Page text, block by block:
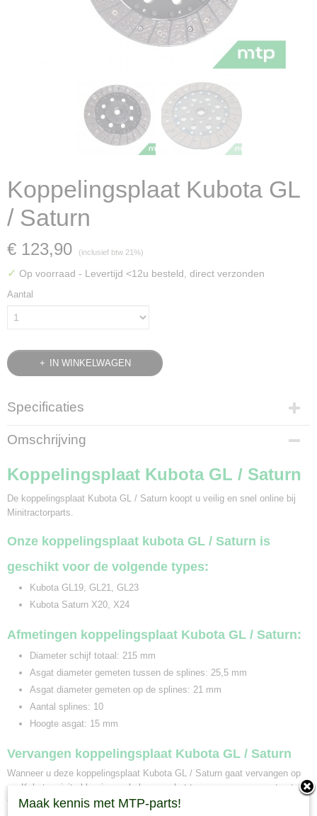
Koppelingsplaat Kubota GL
/ Saturn
€ 123,90 (inclusief btw 21%)
✓ Op voorraad - Levertijd <12u besteld, direct verzonden
Aantal
IN WINKELWAGEN
Specificaties
Bruto gewicht
0,90 Kg
Omschrijving
Koppelingsplaat Kubota GL / Saturn
De koppelingsplaat Kubota GL / Saturn koopt u veilig en snel online bij
Minitractorparts.
Onze koppelingsplaat kubota GL / Saturn is
geschikt voor de volgende types:
Kubota GL19, GL21, GL23
Kubota Saturn X20, X24
Afmetingen koppelingsplaat Kubota GL / Saturn:
Diameter schijf totaal: 215 mm
Asgat diameter gemeten tussen de splines: 25,5 mm
Asgat diameter gemeten op de splines: 21 mm
Aantal splines: 10
Hoogte asgat: 15 mm
Vervangen koppelingsplaat Kubota GL / Saturn
Wanneer u deze koppelingsplaat Kubota GL / Saturn gaat vervangen op
uw Kubota minitrekker is van belang om het typenummer van uw tractor
te vergelijken. De koppelingsplaat Kubota GL / Saturn is geschikt voor
Maak kennis met MTP-parts!